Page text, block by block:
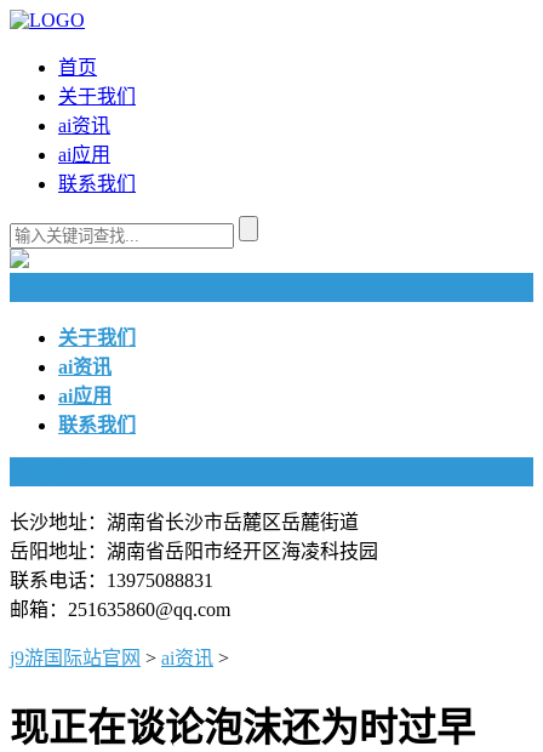
首页
关于我们
ai资讯
ai应用
联系我们
关于我们
ai资讯
ai应用
联系我们
长沙地址：湖南省长沙市岳麓区岳麓街道
岳阳地址：湖南省岳阳市经开区海凌科技园
联系电话：13975088831
邮箱：251635860@qq.com
j9游国际站官网 > ai资讯 >
现正在谈论泡沫还为时过早